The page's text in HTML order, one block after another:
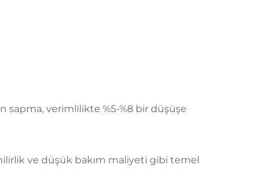
sapma, verimlilikte %5-%8 bir düşüşe
ve düşük bakım maliyeti gibi temel